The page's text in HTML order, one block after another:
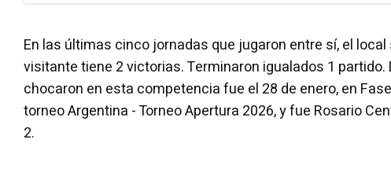
En las últimas cinco jornadas que jugaron entre sí, el
visitante tiene 2 victorias. Terminaron igualados 1 partido.
chocaron en esta competencia fue el 28 de enero, en
torneo Argentina - Torneo Apertura 2026, y fue Rosario
2.